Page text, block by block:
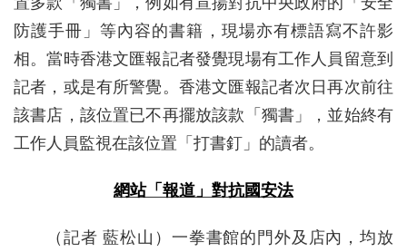
防護手冊」等內容的書籍，現場亦有標語寫不許影
相。當時香港文匯報記者發覺現場有工作人員留意到
記者，或是有所警覺。香港文匯報記者次日再次前往
該書店，該位置已不再擺放該款「獨書」，並始終有
工作人員監視在該位置「打書釘」的讀者。
網站「報道」對抗國安法
（記者 藍松山）一拳書館的門外及店內，均放